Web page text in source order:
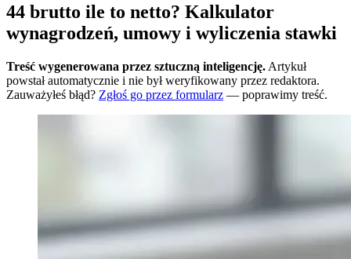
44 brutto ile to netto? Kalkulator
wynagrodzeń, umowy i wyliczenia stawki
Treść wygenerowana przez sztuczną inteligencję. Artykuł
powstał automatycznie i nie był weryfikowany przez redaktora.
Zauważyłeś błąd? Zgłoś go przez formularz — poprawimy treść.